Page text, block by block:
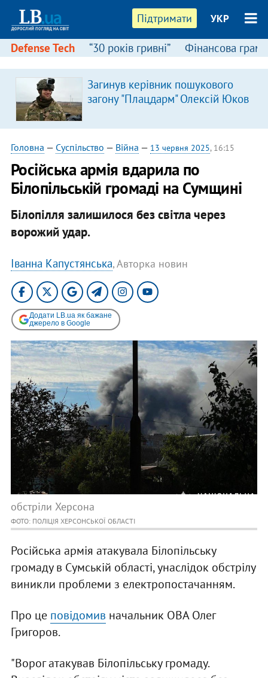
Підтримати УКР
Defense Tech “30 років гривні” Фінансова
Загинув керівник пошукового
загону "Плацдарм" Олексій Юков
Головна — Суспільство — Війна — 13 червня 2025, 16:15
Російська армія вдарила по
Білопільській громаді на Сумщині
Білопілля залишилося без світла через
ворожий удар.
Іванна Капустянська, Авторка новин
Додати LB.ua як бажане
джерело в Google
обстріли Херсона
ФОТО: ПОЛІЦІЯ ХЕРСОНСЬКОЇ ОБЛАСТІ
Російська армія атакувала Білопільську
громаду в Сумській області, унаслідок обстрілу
виникли проблеми з електропостачанням.
Про це повідомив начальник ОВА Олег
Григоров.
"Ворог атакував Білопільську громаду.